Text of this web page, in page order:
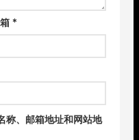
*
称、邮箱地址和网站地